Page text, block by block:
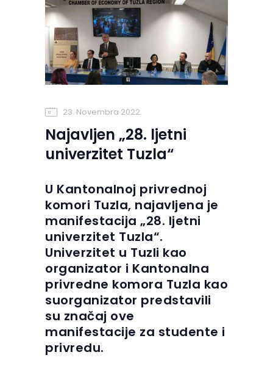
23. Novembra 2022.
Najavljen „28. ljetni
univerzitet Tuzla“
U Kantonalnoj privrednoj
komori Tuzla, najavljena je
manifestacija „28. ljetni
univerzitet Tuzla“.
Univerzitet u Tuzli kao
organizator i Kantonalna
privredne komora Tuzla kao
suorganizator predstavili
su značaj ove
manifestacije za studente i
privredu.